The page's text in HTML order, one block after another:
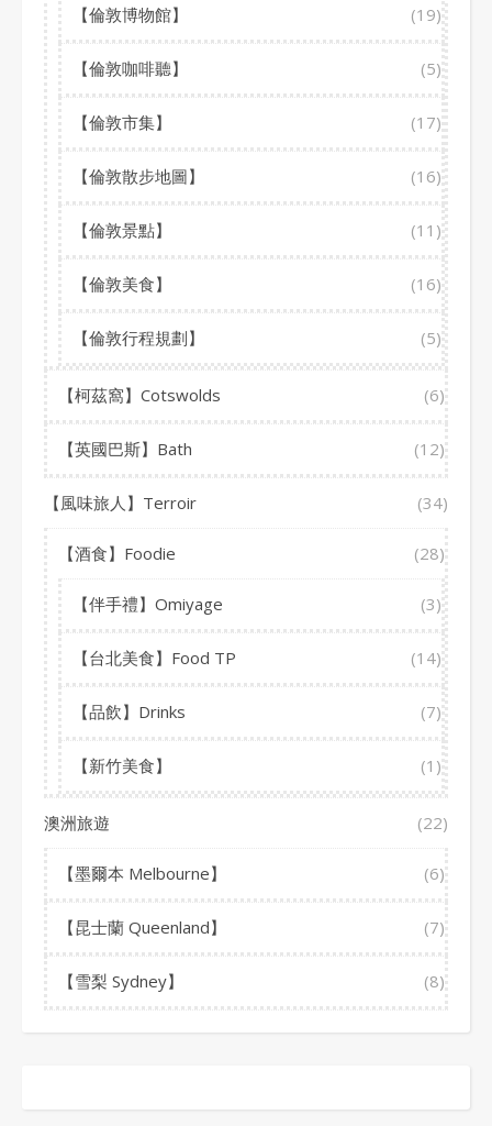
【倫敦博物館】 (19)
【倫敦咖啡聽】 (5)
【倫敦市集】 (17)
【倫敦散步地圖】 (16)
【倫敦景點】 (11)
【倫敦美食】 (16)
【倫敦行程規劃】 (5)
【柯茲窩】Cotswolds (6)
【英國巴斯】Bath (12)
【風味旅人】Terroir (34)
【酒食】Foodie (28)
【伴手禮】Omiyage (3)
【台北美食】Food TP (14)
【品飲】Drinks (7)
【新竹美食】 (1)
澳洲旅遊 (22)
【墨爾本 Melbourne】 (6)
【昆士蘭 Queenland】 (7)
【雪梨 Sydney】 (8)